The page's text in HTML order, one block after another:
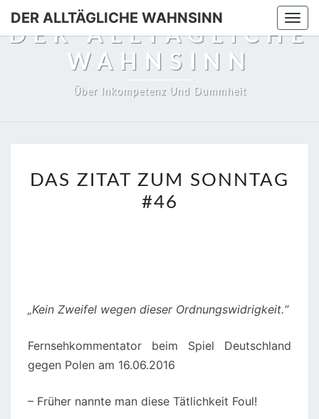
DER ALLTÄGLICHE WAHNSINN
DER ALLTÄGLICHE
WAHNSINN
Über Inkompetenz Und Dummheit
ZITAT
ZUM
DAS ZITAT ZUM SONNTAG
#46
„Kein Zweifel wegen dieser Ordnungswidrigkeit.“
Fernsehkommentator beim Spiel Deutschland
gegen Polen am 16.06.2016
– Früher nannte man diese Tätlichkeit Foul!